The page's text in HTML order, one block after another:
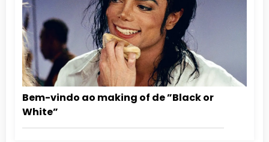
Bem-vindo ao making of de ”Black or
White”